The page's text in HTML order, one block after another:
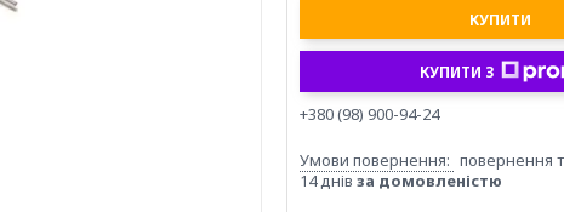
КУПИТИ
КУПИТИ З
+380 (98) 900-94-24
повернення
14 днів за домовленістю